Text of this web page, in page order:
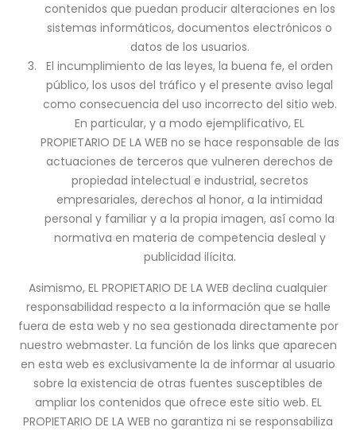
contenidos que puedan producir alteraciones en los
sistemas informáticos, documentos electrónicos o
datos de los usuarios.
El incumplimiento de las leyes, la buena fe, el orden
público, los usos del tráfico y el presente aviso legal
como consecuencia del uso incorrecto del sitio web.
En particular, y a modo ejemplificativo, EL
PROPIETARIO DE LA WEB no se hace responsable de las
actuaciones de terceros que vulneren derechos de
propiedad intelectual e industrial, secretos
empresariales, derechos al honor, a la intimidad
personal y familiar y a la propia imagen, así como la
normativa en materia de competencia desleal y
publicidad ilícita.
Asimismo, EL PROPIETARIO DE LA WEB declina cualquier
responsabilidad respecto a la información que se halle
fuera de esta web y no sea gestionada directamente por
nuestro webmaster. La función de los links que aparecen
en esta web es exclusivamente la de informar al usuario
sobre la existencia de otras fuentes susceptibles de
ampliar los contenidos que ofrece este sitio web. EL
PROPIETARIO DE LA WEB no garantiza ni se responsabiliza